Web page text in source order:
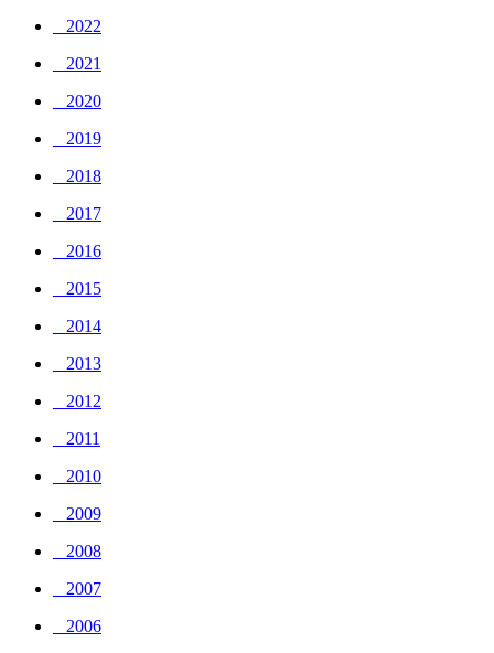
_ 2022
_ 2021
_ 2020
_ 2019
_ 2018
_ 2017
_ 2016
_ 2015
_ 2014
_ 2013
_ 2012
_ 2011
_ 2010
_ 2009
_ 2008
_ 2007
_ 2006